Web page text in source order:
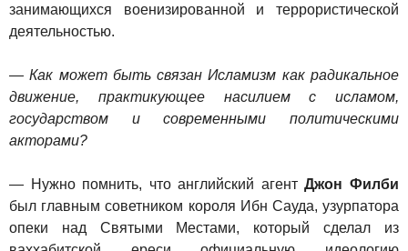
занимающихся военизированной и террористической
деятельностью.
— Как может быть связан Исламизм как радикальное
движение, практикующее насилием с исламом,
государством и современными политическими
акторами?
— Нужно помнить, что английский агентДжон Филби
был главным советником короля Ибн Сауда, узурпатора
опеки над Святыми Местами, который сделал из